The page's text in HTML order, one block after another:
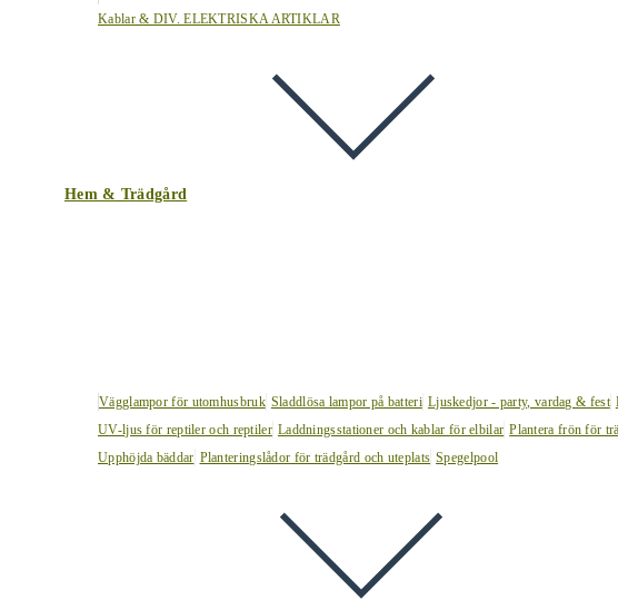
Kablar & DIV. ELEKTRISKA ARTIKLAR
Hem & Trädgård
Vägglampor för utomhusbruk Sladdlösa lampor på batteri Ljuskedjor - party, vardag & fest
UV-ljus för reptiler och reptiler Laddningsstationer och kablar för elbilar Plantera frön för
Upphöjda bäddar Planteringslådor för trädgård och uteplats Spegelpool